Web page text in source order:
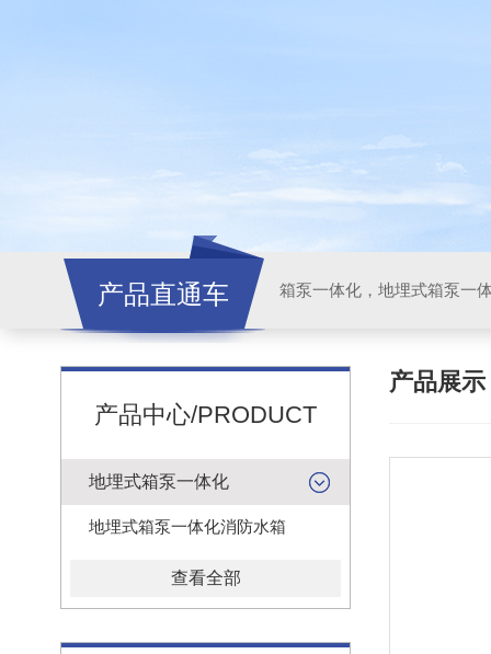
产品直通车
产品中心/PRODUCT
地埋式箱泵一体化
地埋式箱泵一体化消防水箱
查看全部
产品展示